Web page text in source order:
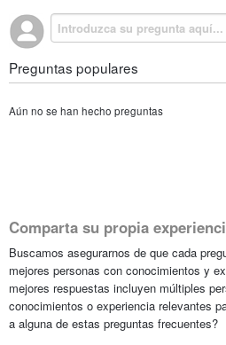
Preguntas populares
Aún no se han hecho preguntas
Comparta su propia
Buscamos asegurarnos de que cada
mejores personas con conocimientos y
mejores respuestas incluyen múltiples
conocimientos o experiencia relevantes
a alguna de estas preguntas frecuentes?